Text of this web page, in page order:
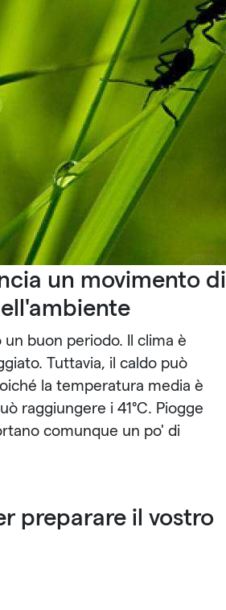
un movimento di
un buon periodo. Il clima è
Tuttavia, il caldo può
la temperatura media è
raggiungere i 41°C. Piogge
comunque un po' di
preparare il vostro